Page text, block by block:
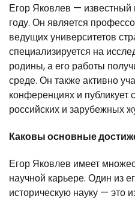
Егор Яковлев — известный
году. Он является
ведущих университетов
специализируется на
родины, а его работы
среде. Он также активно
конференциях и публикует
российских и зарубежных
Каковы основные
Егор Яковлев имеет
научной карьере. Один из
историческую науку — это